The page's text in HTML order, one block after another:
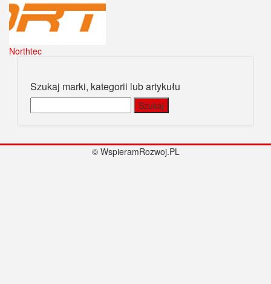
Northtec
Szukaj marki, kategorii lub artykułu
© WspieramRozwoj.PL